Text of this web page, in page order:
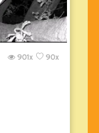
90x
901x